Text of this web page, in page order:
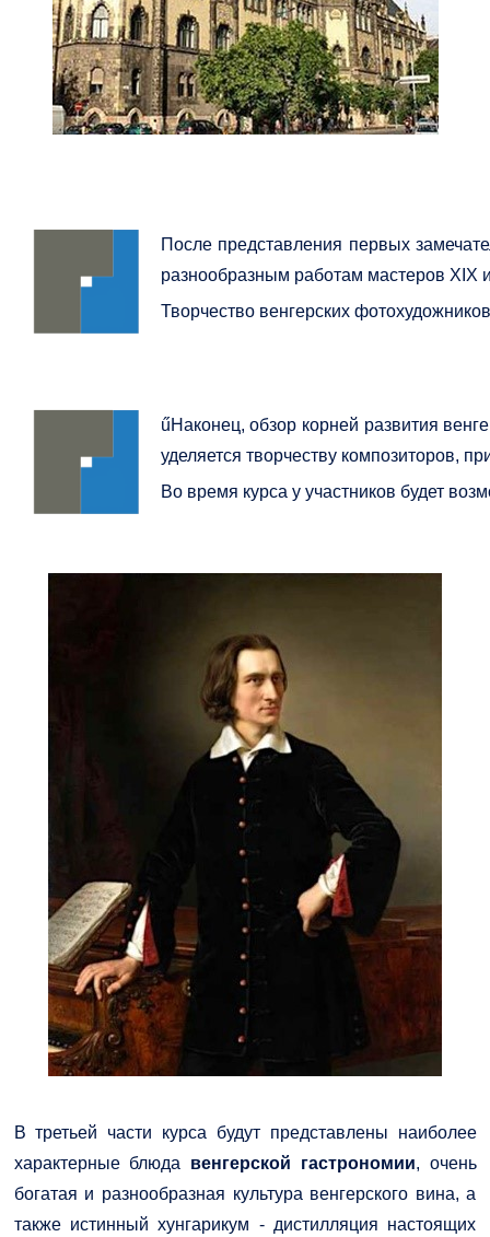
После представления первых
разнообразным работам мастеров XIX
Творчество венгерских
űНаконец, обзор корней развития
уделяется творчеству композиторов,
Во время курса у участников будет
В третьей части курса будут представлены наиболее
характерные блюда венгерской гастрономии, очень
богатая и разнообразная культура венгерского вина, а
также истинный хунгарикум - дистилляция настоящих